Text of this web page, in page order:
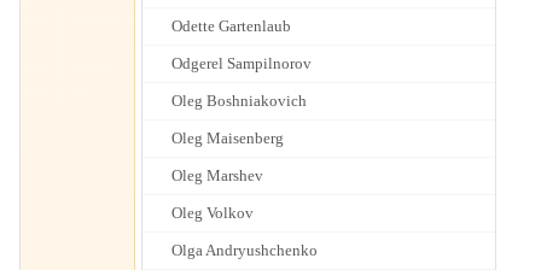
Odette Gartenlaub
Odgerel Sampilnorov
Oleg Boshniakovich
Oleg Maisenberg
Oleg Marshev
Oleg Volkov
Olga Andryushchenko